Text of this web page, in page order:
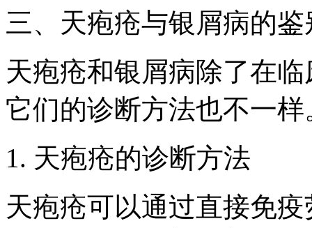
三、天疱疮与银屑病的
天疱疮和银屑病除了在
它们的诊断方法也不一样
1. 天疱疮的诊断方法
天疱疮可以通过直接免